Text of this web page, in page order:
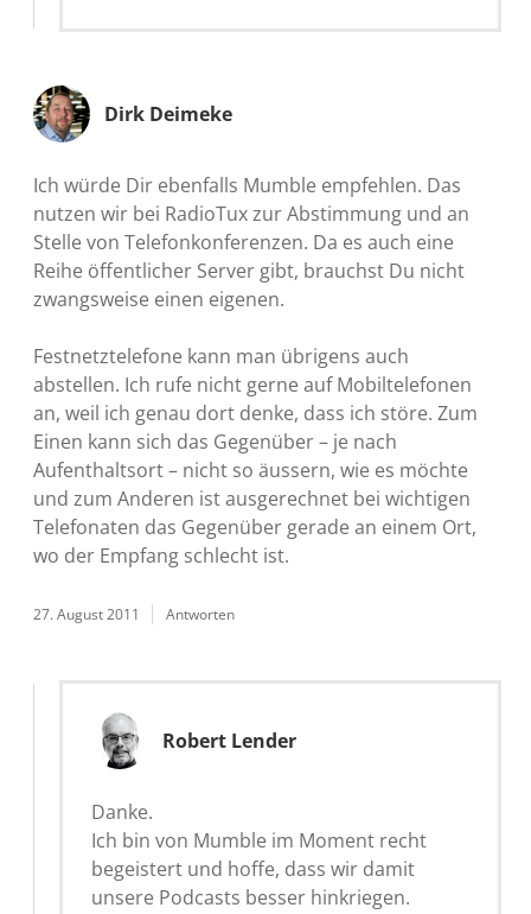
Dirk Deimeke
Ich würde Dir ebenfalls Mumble empfehlen. Das
nutzen wir bei RadioTux zur Abstimmung und an
Stelle von Telefonkonferenzen. Da es auch eine
Reihe öffentlicher Server gibt, brauchst Du nicht
zwangsweise einen eigenen.
Festnetztelefone kann man übrigens auch
abstellen. Ich rufe nicht gerne auf Mobiltelefonen
an, weil ich genau dort denke, dass ich störe. Zum
Einen kann sich das Gegenüber – je nach
Aufenthaltsort – nicht so äussern, wie es möchte
und zum Anderen ist ausgerechnet bei wichtigen
Telefonaten das Gegenüber gerade an einem Ort,
wo der Empfang schlecht ist.
27. August 2011 Antworten
Robert Lender
Danke.
Ich bin von Mumble im Moment recht
begeistert und hoffe, dass wir damit
unsere Podcasts besser hinkriegen.